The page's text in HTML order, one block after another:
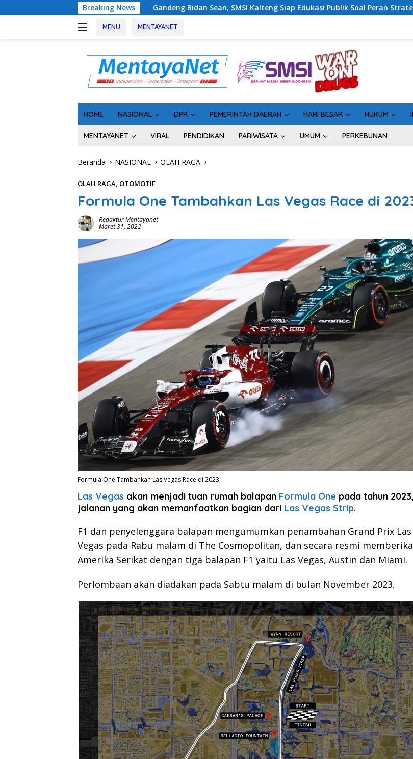
ke
Breaking News
Gandeng Bidan Sean, SMSI Kalteng Siap Edukasi Publik Soal Peran Strategis DPD RI Sinergi
MENU MENTAYANET
HOME NASIONAL DPR PEMERINTAH DAERAH HARI BESAR HUKUM
MENTAYANET VIRAL PENDIDIKAN PARIWISATA UMUM PERKEBUNAN
Beranda NASIONAL OLAH RAGA
OLAH RAGA, OTOMOTIF
Formula One Tambahkan Las Vegas Race di
Redaktur Mentayanet
Maret 31, 2022
Formula One Tambahkan Las Vegas Race di 2023
Las Vegas akan menjadi tuan rumah balapan Formula One pada tahun 2023,
jalanan yang akan memanfaatkan bagian dari Las Vegas Strip.
F1 dan penyelenggara balapan mengumumkan penambahan Grand Prix Las
Vegas pada Rabu malam di The Cosmopolitan, dan secara resmi
Amerika Serikat dengan tiga balapan F1 yaitu Las Vegas, Austin dan Miami.
Perlombaan akan diadakan pada Sabtu malam di bulan November 2023.